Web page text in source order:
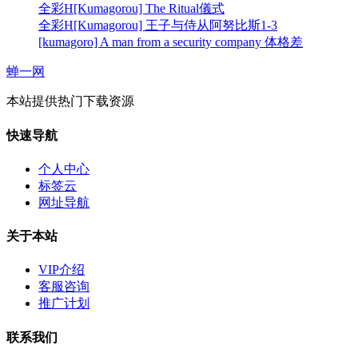
全彩H[Kumagorou] The Ritual儀式
全彩H[Kumagorou] 王子与侍从阿努比斯1-3
[kumagoro] A man from a security company 体格差
蝉一网
本站提供热门下载资源
快速导航
个人中心
标签云
网址导航
关于本站
VIP介绍
客服咨询
推广计划
联系我们